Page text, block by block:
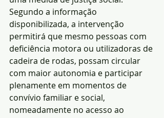
Segundo a informação
disponibilizada, a intervenção
permitirá que mesmo pessoas com
deficiência motora ou utilizadoras de
cadeira de rodas, possam circular
com maior autonomia e participar
plenamente em momentos de
convívio familiar e social,
nomeadamente no acesso ao